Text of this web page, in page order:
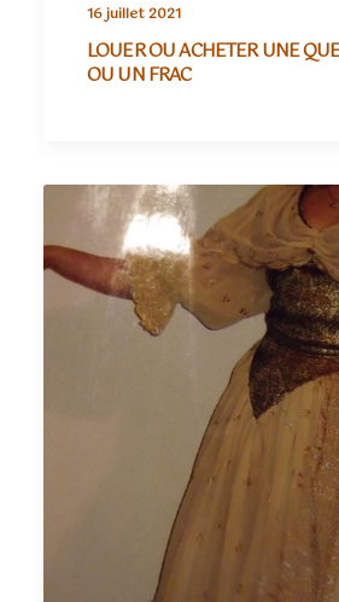
16 juillet 2021
LOUER OU ACHETER UNE
OU UN FRAC